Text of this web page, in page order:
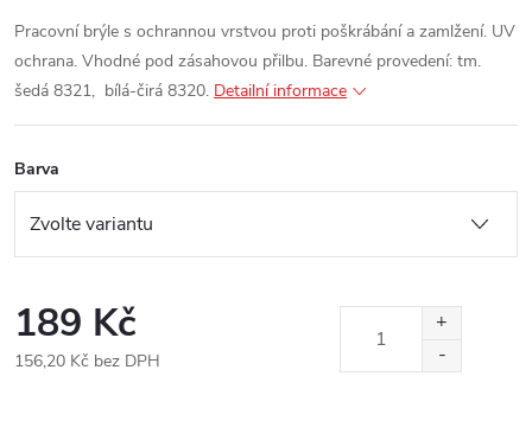
Pracovní brýle s ochrannou vrstvou proti poškrábání a zamlžení. UV
ochrana. Vhodné pod zásahovou přilbu. Barevné provedení: tm.
šedá 8321, bílá-čirá 8320. Detailní informace
Barva
189 Kč
156,20 Kč bez DPH